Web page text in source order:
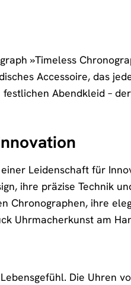
»Timeless
Accessoire, das
Abendkleid –
Leidenschaft für
ihre präzise Technik
Chronographen, ihre
Uhrmacherkunst am
Die Uhren